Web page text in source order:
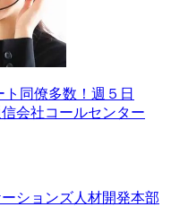
ト同僚多数！週５日
会社コールセンター
ションズ人材開発本部